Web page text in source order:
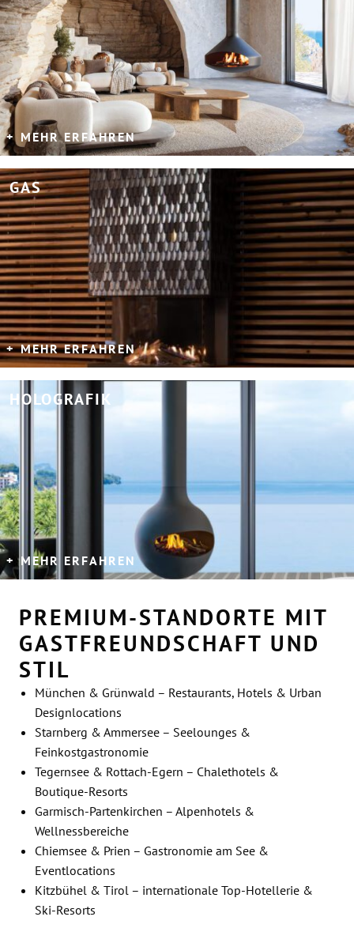
MEHR ERFAHREN
GAS
MEHR ERFAHREN
HOLOGRAFIK
MEHR ERFAHREN
PREMIUM-STANDORTE MIT
GASTFREUNDSCHAFT UND
STIL
München & Grünwald – Restaurants, Hotels & Urban
Designlocations
Starnberg & Ammersee – Seelounges &
Feinkostgastronomie
Tegernsee & Rottach-Egern – Chalethotels &
Boutique-Resorts
Garmisch-Partenkirchen – Alpenhotels &
Wellnessbereiche
Chiemsee & Prien – Gastronomie am See &
Eventlocations
Kitzbühel & Tirol – internationale Top-Hotellerie &
Ski-Resorts